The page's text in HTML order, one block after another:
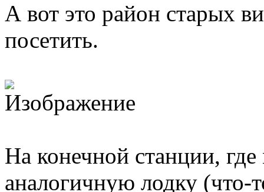
А вот это район старых
посетить.
На конечной станции,
аналогичную лодку (что-